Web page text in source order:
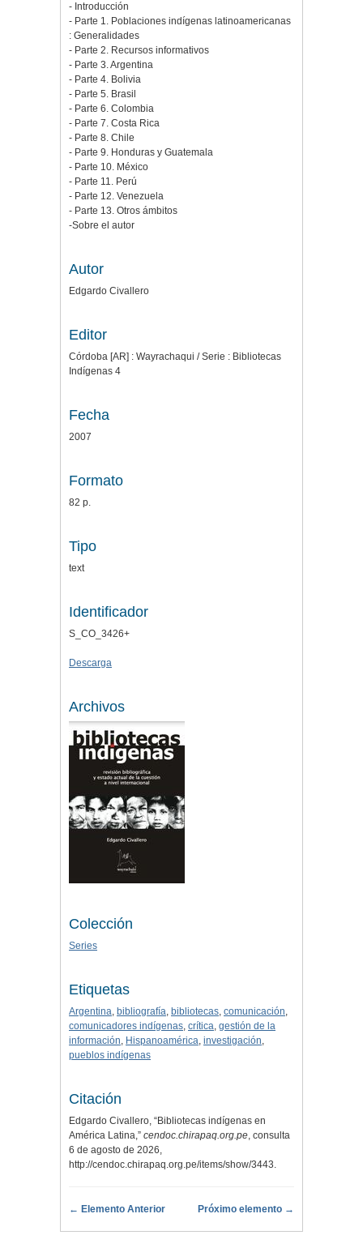
- Introducción
- Parte 1. Poblaciones indígenas latinoamericanas
: Generalidades
- Parte 2. Recursos informativos
- Parte 3. Argentina
- Parte 4. Bolivia
- Parte 5. Brasil
- Parte 6. Colombia
- Parte 7. Costa Rica
- Parte 8. Chile
- Parte 9. Honduras y Guatemala
- Parte 10. México
- Parte 11. Perú
- Parte 12. Venezuela
- Parte 13. Otros ámbitos
-Sobre el autor
Autor
Edgardo Civallero
Editor
Córdoba [AR] : Wayrachaqui / Serie : Bibliotecas
Indígenas 4
Fecha
2007
Formato
82 p.
Tipo
text
Identificador
S_CO_3426+
Descarga
Archivos
Colección
Series
Etiquetas
Argentina, bibliografía, bibliotecas, comunicación,
comunicadores indígenas, crítica, gestión de la
información, Hispanoamérica, investigación,
pueblos indígenas
Citación
Edgardo Civallero, “Bibliotecas indígenas en
América Latina,” cendoc.chirapaq.org.pe, consulta
6 de agosto de 2026,
http://cendoc.chirapaq.org.pe/items/show/3443.
← Elemento Anterior Próximo elemento →